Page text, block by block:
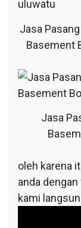
Jasa
Basement
Jasa
oleh karena
anda
kami